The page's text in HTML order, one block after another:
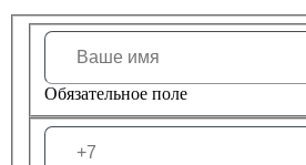
Обязательное поле